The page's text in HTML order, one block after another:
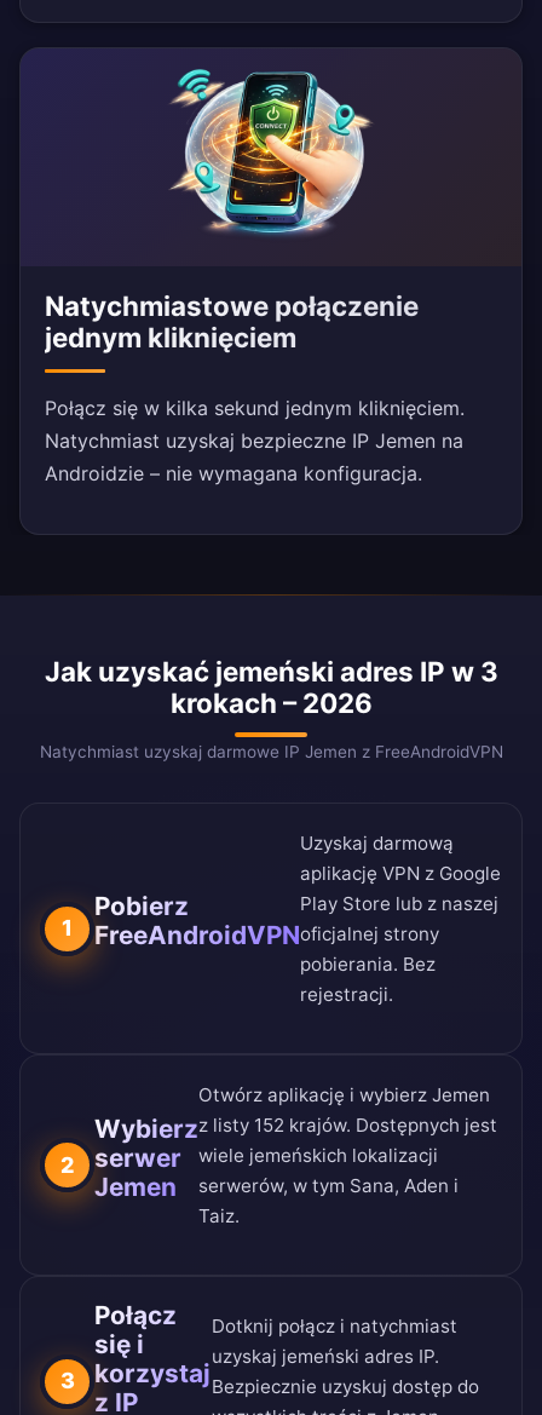
Natychmiastowe połączenie
jednym kliknięciem
Połącz się w kilka sekund jednym kliknięciem.
Natychmiast uzyskaj bezpieczne IP Jemen na
Androidzie – nie wymagana konfiguracja.
Jak uzyskać jemeński adres IP w 3
krokach – 2026
Natychmiast uzyskaj darmowe IP Jemen z FreeAndroidVPN
1
Pobierz
FreeAndroidVPN
Uzyskaj darmową
aplikację VPN z Google
Play Store lub z naszej
oficjalnej strony
pobierania. Bez
rejestracji.
2
Wybierz
serwer
Jemen
Otwórz aplikację i wybierz Jemen
z listy 152 krajów. Dostępnych jest
wiele jemeńskich lokalizacji
serwerów, w tym Sana, Aden i
Taiz.
3
Połącz
się i
korzystaj
z IP
Dotknij połącz i natychmiast
uzyskaj jemeński adres IP.
Bezpiecznie uzyskuj dostęp do